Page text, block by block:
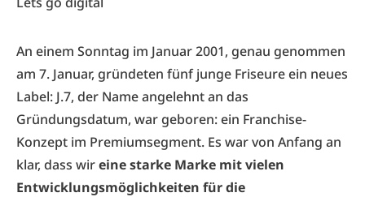
An einem Sonntag im Januar 2001, genau genommen
am 7. Januar, gründeten fünf junge Friseure ein neues
Label: J.7, der Name angelehnt an das
Gründungsdatum, war geboren: ein Franchise-
Konzept im Premiumsegment. Es war von Anfang an
klar, dass wireine starke Marke mit vielen
Entwicklungsmöglichkeiten für die